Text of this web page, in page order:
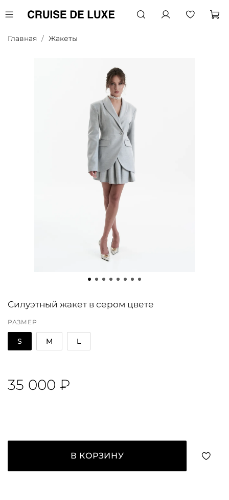
Главная Жакеты
Силуэтный жакет в сером цвете
РАЗМЕР
S M L
35 000 ₽
В КОРЗИНУ